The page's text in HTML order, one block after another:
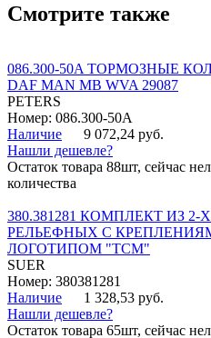
Смотрите также
086.300-50A ТОРМОЗНЫЕ
DAF MAN MB WVA 29087
PETERS
Номер: 086.300-50A
Наличие
9 072,24 руб.
Нашли дешевле?
Остаток товара 88шт, сейчас
количества
380.381281 КОМПЛЕКТ ИЗ
РЕЛЬЕФНЫХ С
ЛОГОТИПОМ "ТСМ"
SUER
Номер: 380381281
Наличие
1 328,53 руб.
Нашли дешевле?
Остаток товара 65шт, сейчас